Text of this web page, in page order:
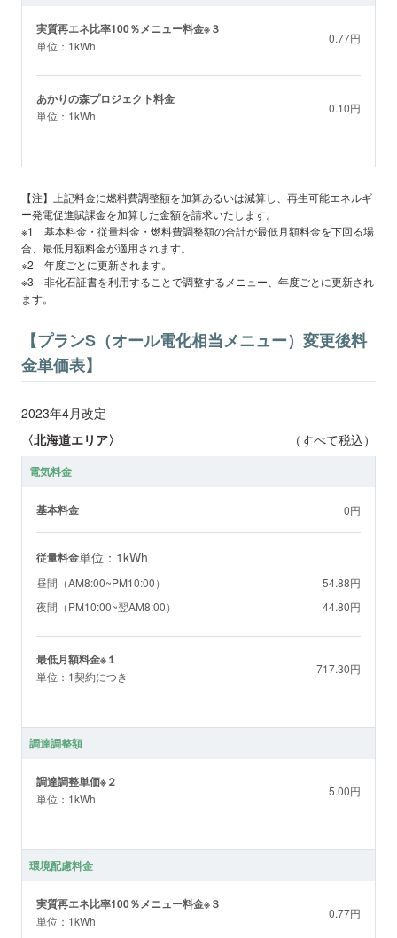
実質再エネ比率100％メニュー料金※３
単位：1kWh
0.77円
あかりの森プロジェクト料金
単位：1kWh
0.10円
【注】上記料金に燃料費調整額を加算あるいは減算し、再生可能エネルギ
ー発電促進賦課金を加算した金額を請求いたします。
※1 基本料金・従量料金・燃料費調整額の合計が最低月額料金を下回る場
合、最低月額料金が適用されます。
※2 年度ごとに更新されます。
※3 非化石証書を利用することで調整するメニュー、年度ごとに更新され
ます。
【プランS（オール電化相当メニュー）変更後料
金単価表】
2023年4月改定
〈北海道エリア〉
（すべて税込）
電気料金
基本料金 0円
従量料金単位：1kWh
昼間（AM8:00~PM10:00）
54.88円
夜間（PM10:00~翌AM8:00）
44.80円
最低月額料金※１
単位：1契約につき
717.30円
調達調整額
調達調整単価※２
単位：1kWh
5.00円
環境配慮料金
実質再エネ比率100％メニュー料金※３
単位：1kWh
0.77円